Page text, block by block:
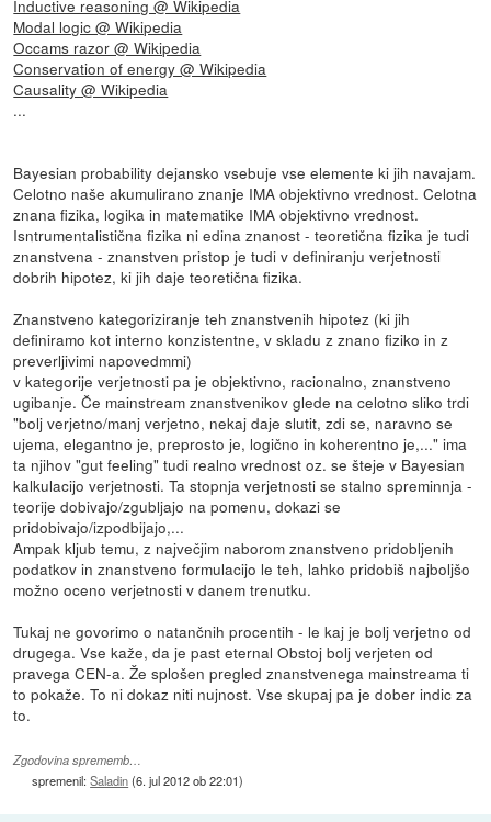
Inductive reasoning @ Wikipedia
Modal logic @ Wikipedia
Occams razor @ Wikipedia
Conservation of energy @ Wikipedia
Causality @ Wikipedia
...
Bayesian probability dejansko vsebuje vse elemente ki jih navajam.
Celotno naše akumulirano znanje IMA objektivno vrednost. Celotna
znana fizika, logika in matematike IMA objektivno vrednost.
Isntrumentalistična fizika ni edina znanost - teoretična fizika je tudi
znanstvena - znanstven pristop je tudi v definiranju verjetnosti
dobrih hipotez, ki jih daje teoretična fizika.
Znanstveno kategoriziranje teh znanstvenih hipotez (ki jih
definiramo kot interno konzistentne, v skladu z znano fiziko in z
preverljivimi napovedmmi)
v kategorije verjetnosti pa je objektivno, racionalno, znanstveno
ugibanje. Če mainstream znanstvenikov glede na celotno sliko trdi
"bolj verjetno/manj verjetno, nekaj daje slutit, zdi se, naravno se
ujema, elegantno je, preprosto je, logično in koherentno je,..." ima
ta njihov "gut feeling" tudi realno vrednost oz. se šteje v Bayesian
kalkulacijo verjetnosti. Ta stopnja verjetnosti se stalno spreminnja -
teorije dobivajo/zgubljajo na pomenu, dokazi se
pridobivajo/izpodbijajo,...
Ampak kljub temu, z največjim naborom znanstveno pridobljenih
podatkov in znanstveno formulacijo le teh, lahko pridobiš najboljšo
možno oceno verjetnosti v danem trenutku.
Tukaj ne govorimo o natančnih procentih - le kaj je bolj verjetno od
drugega. Vse kaže, da je past eternal Obstoj bolj verjeten od
pravega CEN-a. Že splošen pregled znanstvenega mainstreama ti
to pokaže. To ni dokaz niti nujnost. Vse skupaj pa je dober indic za
to.
Zgodovina sprememb…
spremenil:Saladin(6. jul 2012 ob 22:01)